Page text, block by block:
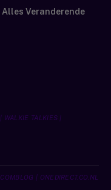
Alles Veranderende
WALKIE TALKIES |
| ONEDIRECT.CO.NL